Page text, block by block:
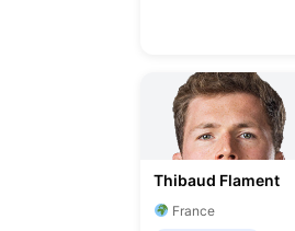
Thibaud Flament
France